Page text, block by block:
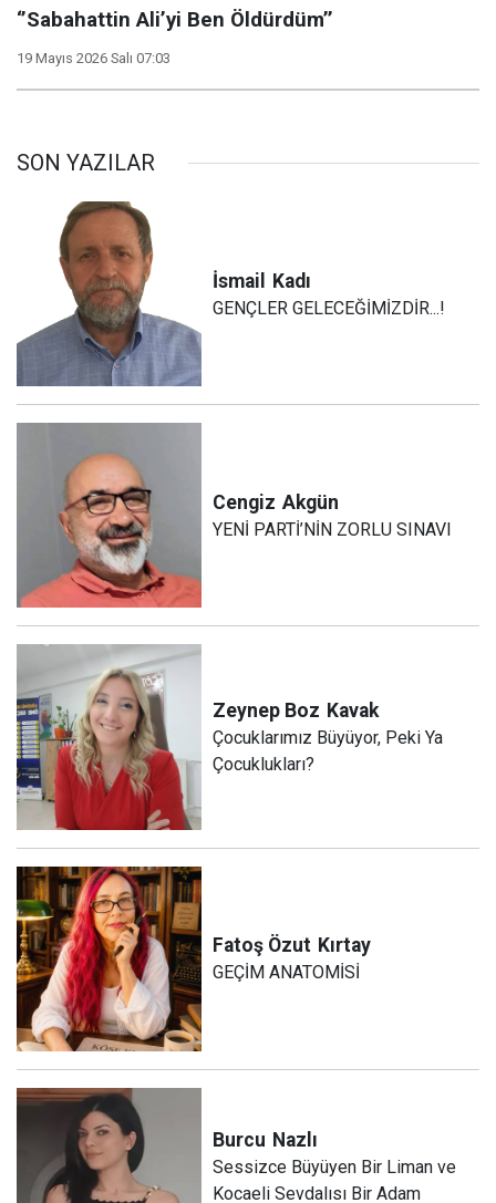
‘’Sabahattin Ali’yi Ben Öldürdüm’’
19 Mayıs 2026 Salı 07:03
SON YAZILAR
İsmail Kadı
GENÇLER GELECEĞİMİZDİR...!
Cengiz Akgün
YENİ PARTİ’NİN ZORLU SINAVI
Zeynep Boz Kavak
Çocuklarımız Büyüyor, Peki Ya
Çocuklukları?
Fatoş Özut Kırtay
GEÇİM ANATOMİSİ
Burcu Nazlı
Sessizce Büyüyen Bir Liman ve
Kocaeli Sevdalısı Bir Adam